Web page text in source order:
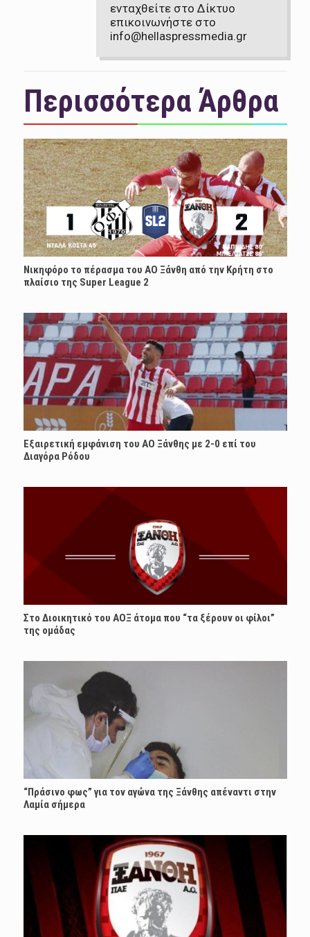
ενταχθείτε στο Δίκτυο
επικοινωνήστε στο
info@hellaspressmedia.gr
Περισσότερα Άρθρα
Νικηφόρο το πέρασμα του ΑΟ Ξάνθη από την Κρήτη στο
πλαίσιο της Super League 2
Εξαιρετική εμφάνιση του ΑΟ Ξάνθης με 2-0 επί του
Διαγόρα Ρόδου
Στο Διοικητικό του ΑΟΞ άτομα που “τα ξέρουν οι φίλοι”
της ομάδας
“Πράσινο φως” για τον αγώνα της Ξάνθης απέναντι στην
Λαμία σήμερα